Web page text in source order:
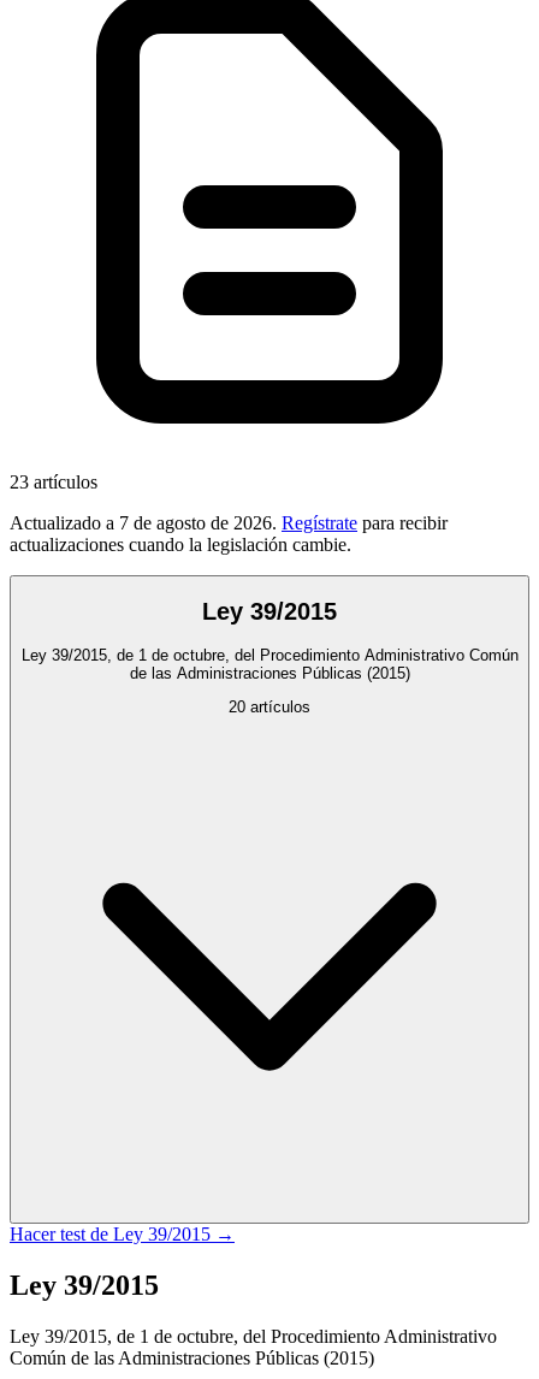
23 artículos
Actualizado a 7 de agosto de 2026. Regístrate para recibir
actualizaciones cuando la legislación cambie.
Ley 39/2015
Ley 39/2015, de 1 de octubre, del Procedimiento Administrativo Común
de las Administraciones Públicas (2015)
20 artículos
Hacer test de Ley 39/2015 →
Ley 39/2015
Ley 39/2015, de 1 de octubre, del Procedimiento Administrativo
Común de las Administraciones Públicas (2015)